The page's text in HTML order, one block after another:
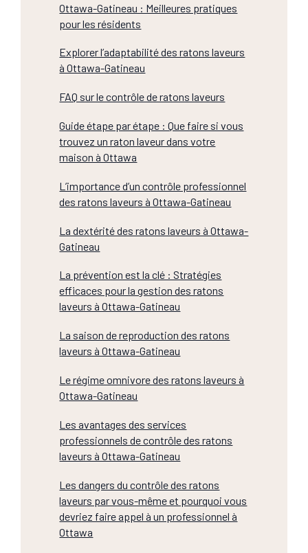
Ottawa-Gatineau : Meilleures pratiques
pour les résidents
Explorer l’adaptabilité des ratons laveurs
à Ottawa-Gatineau
FAQ sur le contrôle de ratons laveurs
Guide étape par étape : Que faire si vous
trouvez un raton laveur dans votre
maison à Ottawa
L’importance d’un contrôle professionnel
des ratons laveurs à Ottawa-Gatineau
La dextérité des ratons laveurs à Ottawa-
Gatineau
La prévention est la clé : Stratégies
efficaces pour la gestion des ratons
laveurs à Ottawa-Gatineau
La saison de reproduction des ratons
laveurs à Ottawa-Gatineau
Le régime omnivore des ratons laveurs à
Ottawa-Gatineau
Les avantages des services
professionnels de contrôle des ratons
laveurs à Ottawa-Gatineau
Les dangers du contrôle des ratons
laveurs par vous-même et pourquoi vous
devriez faire appel à un professionnel à
Ottawa